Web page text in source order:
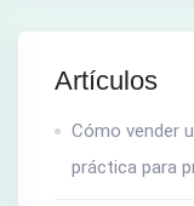
Artículos
Cómo vender
práctica para